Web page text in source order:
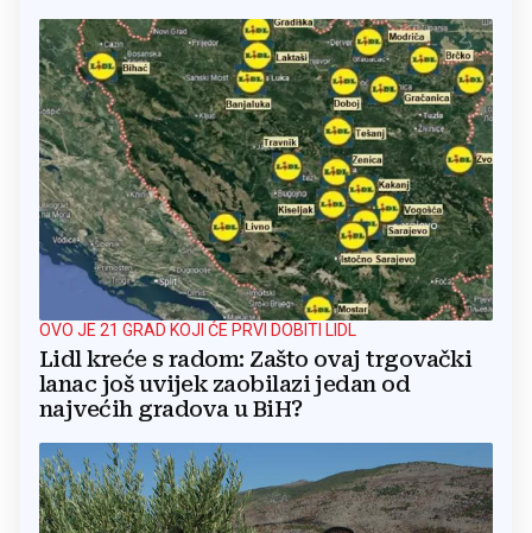
OVO JE 21 GRAD KOJI ĆE PRVI DOBITI LIDL
Lidl kreće s radom: Zašto ovaj trgovački
lanac još uvijek zaobilazi jedan od
najvećih gradova u BiH?